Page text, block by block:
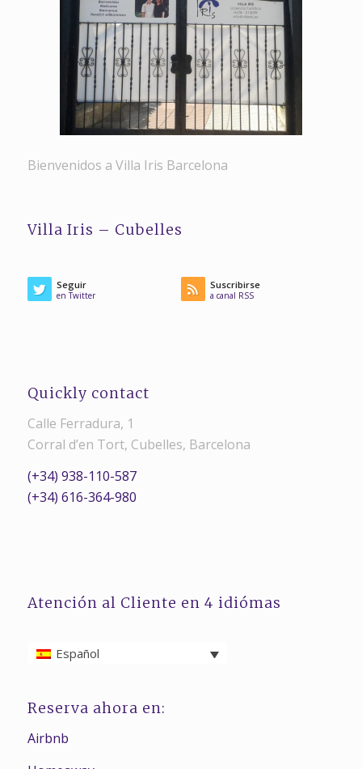
Bienvenidos a Villa Iris Barcelona
Villa Iris – Cubelles
Seguir
en Twitter
Suscribirse
a canal RSS
Quickly contact
Calle Ferradura, 1
Corral d’en Tort, Cubelles, Barcelona
(+34) 938-110-587
(+34) 616-364-980
Atención al Cliente en 4 idiómas
Español
Reserva ahora en:
Airbnb